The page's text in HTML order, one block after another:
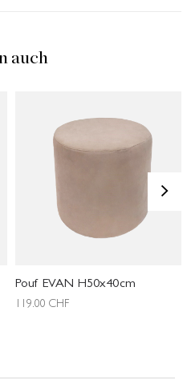
auch
Pouf EVAN H50x40cm
119.00 CHF
>